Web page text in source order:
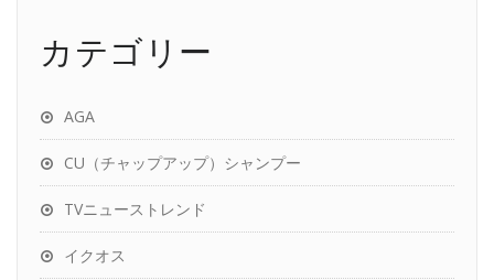
カテゴリー
AGA
CU（チャップアップ）シャンプー
TVニューストレンド
イクオス